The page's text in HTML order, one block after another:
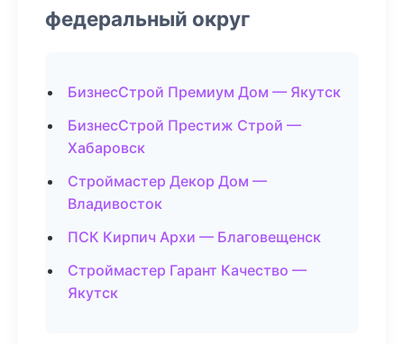
федеральный округ
БизнесСтрой Премиум Дом — Якутск
БизнесСтрой Престиж Строй —
Хабаровск
Строймастер Декор Дом —
Владивосток
ПСК Кирпич Архи — Благовещенск
Строймастер Гарант Качество —
Якутск